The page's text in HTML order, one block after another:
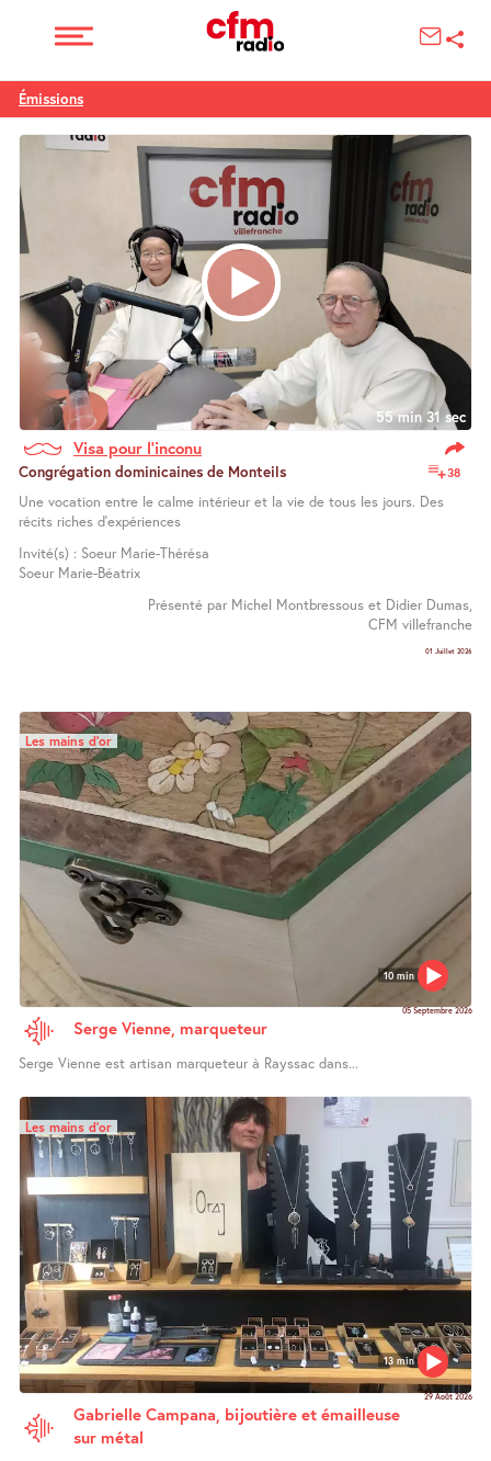
Émissions
55 min 31 sec
Visa pour l’inconu
38
Congrégation dominicaines de Monteils
Une vocation entre le calme intérieur et la vie de tous les jours. Des
récits riches d’expériences
Invité(s) : Soeur Marie-Thérésa
Soeur Marie-Béatrix
Présenté par Michel Montbressous et Didier Dumas,
CFM villefranche
01 Juillet 2026
10 min
Les mains d’or
05 Septembre 2026
Serge Vienne, marqueteur
Serge Vienne est artisan marqueteur à Rayssac dans...
13 min
Les mains d’or
29 Août 2026
Gabrielle Campana, bijoutière et émailleuse
sur métal